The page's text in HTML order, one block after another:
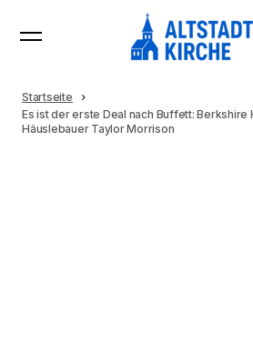
Startseite
Es ist der erste Deal nach Buffett: Berkshire
Häuslebauer Taylor Morrison